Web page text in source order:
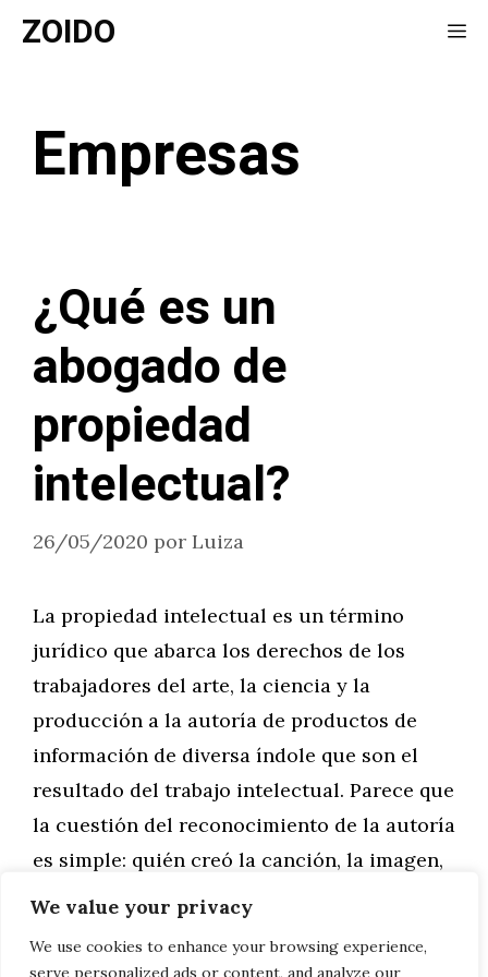
We value your privacy
We use cookies to enhance your browsing experience,
serve personalized ads or content, and analyze our
Saltar
ZOIDO
Empresas
¿Qué es un
abogado de
propiedad
intelectual?
26/05/2020 por Luiza
La propiedad intelectual es un término
jurídico que abarca los derechos de los
trabajadores del arte, la ciencia y la
producción a la autoría de productos de
información de diversa índole que son el
resultado del trabajo intelectual. Parece que
la cuestión del reconocimiento de la autoría
es simple: quién creó la canción, la imagen,
…
Leer más